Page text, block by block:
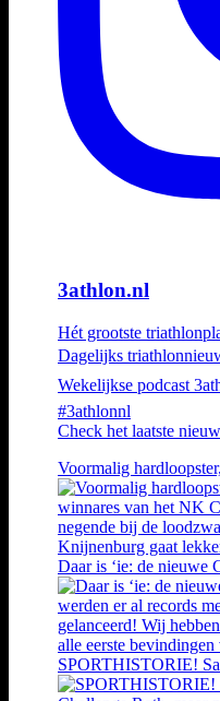
3athlon.nl
Hét grootste
Dagelijks
Wekelijkse podcast
#3athlonnl
Check het laatste
Voormalig
Daar is ‘ie: de nieuwe
SPORTHISTORIE!